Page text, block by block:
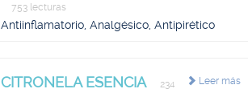
753 lecturas
Antiinflamatorio, Analgésico, Antipirético
Leer más
CITRONELA ESENCIA
234